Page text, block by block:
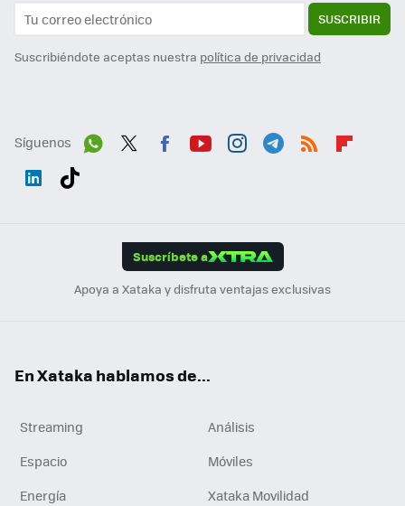
SUSCRIBIR
Suscribiéndote aceptas nuestra política de privacidad
Síguenos
Suscríbete a
Apoya a Xataka y disfruta ventajas exclusivas
En Xataka hablamos de...
Streaming
Análisis
Espacio
Móviles
Energía
Xataka Movilidad